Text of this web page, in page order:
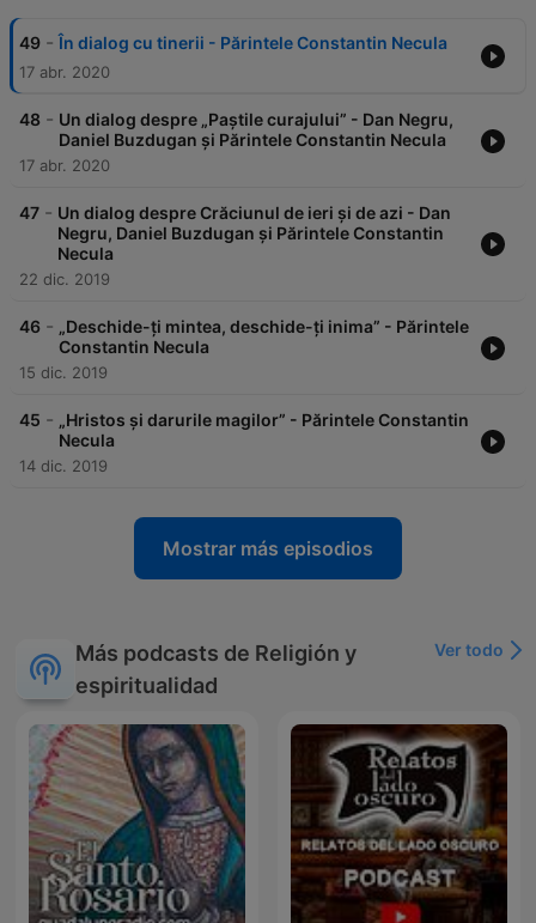
49 - În dialog cu tinerii - Părintele Constantin Necula
17 abr. 2020
48 - Un dialog despre „Paștile curajului” - Dan Negru,
Daniel Buzdugan și Părintele Constantin Necula
17 abr. 2020
47 - Un dialog despre Crăciunul de ieri și de azi - Dan
Negru, Daniel Buzdugan și Părintele Constantin
Necula
22 dic. 2019
46 - „Deschide-ți mintea, deschide-ți inima” - Părintele
Constantin Necula
15 dic. 2019
45 - „Hristos și darurile magilor” - Părintele Constantin
Necula
14 dic. 2019
Mostrar más episodios
Más podcasts de Religión y
espiritualidad
Ver todo